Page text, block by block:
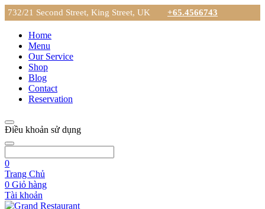
732/21 Second Street, King Street, UK +65.4566743
Home
Menu
Our Service
Shop
Blog
Contact
Reservation
Điều khoản sử dụng
0
Trang Chủ
0 Giỏ hàng
Tài khoản